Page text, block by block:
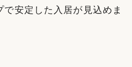
安定した入居が見込めま